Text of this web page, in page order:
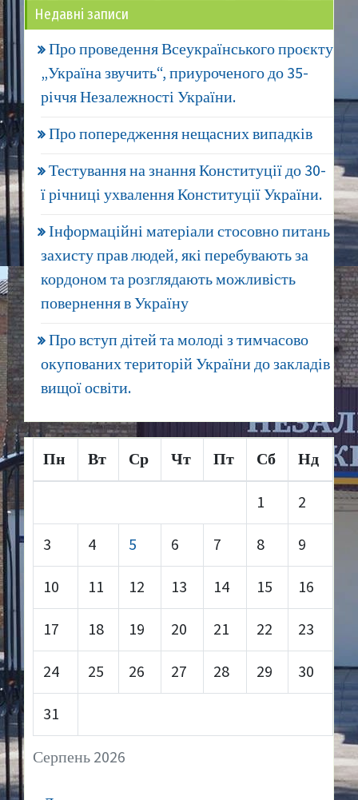
Недавні записи
Про проведення Всеукраїнського проєкту
„Україна звучить“, приуроченого до 35-
річчя Незалежності України.
Про попередження нещасних випадків
Тестування на знання Конституції до 30-
ї річниці ухвалення Конституції України.
Інформаційні матеріали стосовно питань
захисту прав людей, які перебувають за
кордоном та розглядають можливість
повернення в Україну
Про вступ дітей та молоді з тимчасово
окупованих територій України до закладів
вищої освіти.
Серпень 2026
Пн Вт Ср Чт Пт Сб Нд
1 2
3 4 5 6 7 8 9
10 11 12 13 14 15 16
17 18 19 20 21 22 23
24 25 26 27 28 29 30
31